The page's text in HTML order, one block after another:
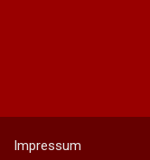
Impressum